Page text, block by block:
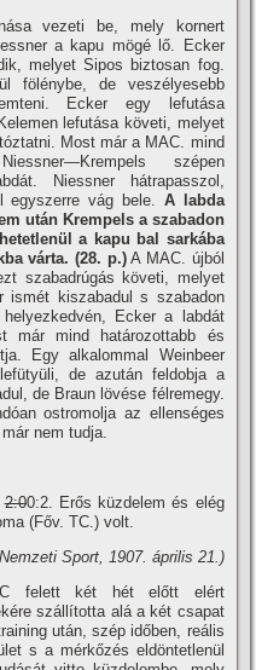
vezeti be, mely kornert
a kapu mögé lő. Ecker
melyet Sipos biztosan fog.
fölénybe, de veszélyesebb
Ecker egy lefutása
lefutása követi, melyet
Most már a MAC. mind
szépen
Niessner hátrapasszol,
egyszerre vág bele. A labda
után Krempels a szabadon
a kapu bal sarkába
várta. (28. p.)A MAC. újból
szabadrúgás követi, melyet
ismét kiszabadul s szabadon
Ecker a labdát
már mind határozottabb és
Egy alkalommal Weinbeer
de azután feldobja a
de Braun lövése félremegy.
ostromolja az ellenséges
nem tudja.
2:00:2. Erős küzdelem és elég
(Főv. TC.) volt.
Sport, 1907. április 21.)
felett két hét előtt elért
szállí­totta alá a két csapat
után, szép időben, reális
s a mérkőzés eldöntetlenül